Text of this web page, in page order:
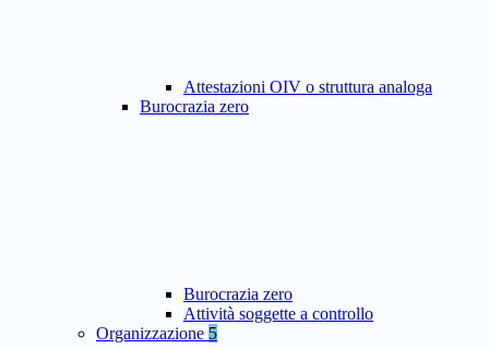
Attestazioni OIV o struttura analoga
Burocrazia zero
Burocrazia zero
Attività soggette a controllo
Organizzazione 5